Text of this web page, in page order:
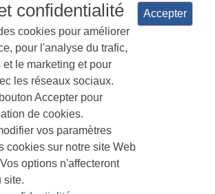
Politique de confidentialité
Gestionnaire de cookies
confidentialité
cookies pour améliorer
pour l'analyse du trafic,
et le marketing et pour
les réseaux sociaux.
Accepter pour
de cookies.
vos paramètres
cookies sur notre site Web
options n'affecteront
site.
Accepter